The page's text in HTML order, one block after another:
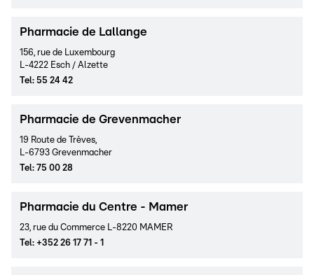
Pharmacie de Lallange
156, rue de Luxembourg
L-4222 Esch / Alzette
Tel: 55 24 42
Pharmacie de Grevenmacher
19 Route de Trèves,
L-6793 Grevenmacher
Tel: 75 00 28
Pharmacie du Centre - Mamer
23, rue du Commerce L-8220 MAMER
Tel: +352 26 17 71 - 1